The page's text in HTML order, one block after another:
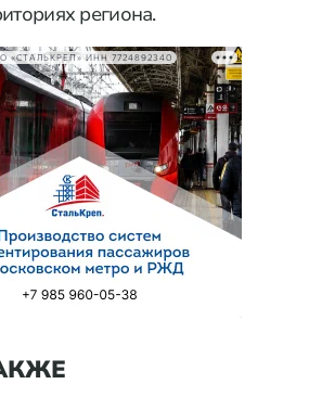
региона.
«СТАЛЬКРЕП» ИНН 7724892340